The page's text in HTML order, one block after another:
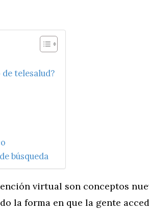
telesalud?
búsqueda
virtual son conceptos
la forma en que la gente